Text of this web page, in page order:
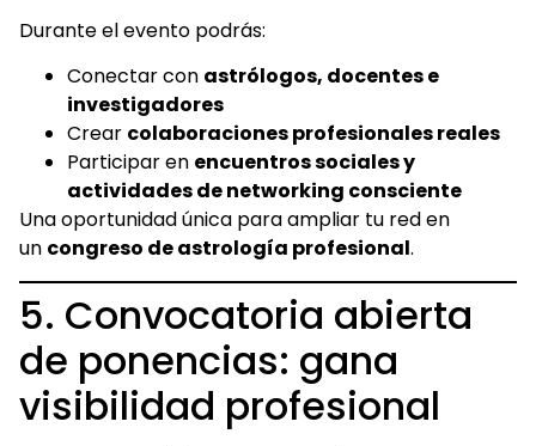
Durante el evento podrás:
Conectar con astrólogos, docentes e
investigadores
Crear colaboraciones profesionales reales
Participar en encuentros sociales y
actividades de networking consciente
Una oportunidad única para ampliar tu red en
un congreso de astrología profesional.
5. Convocatoria abierta
de ponencias: gana
visibilidad profesional